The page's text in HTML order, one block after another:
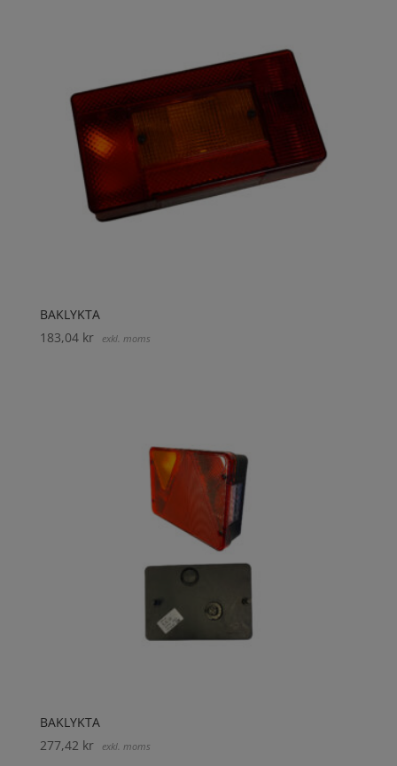
BAKLYKTA
183,04 kr exkl. moms
BAKLYKTA
277,42 kr exkl. moms